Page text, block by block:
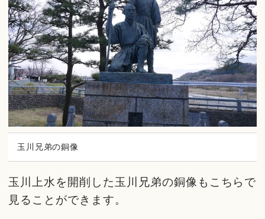
玉川兄弟の銅像
玉川上水を開削した玉川兄弟の銅像もこちらで
見ることができます。